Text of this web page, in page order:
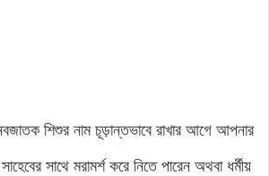
নাম চূড়ান্তভাবে রাখার আগে আপনার
সাথে মরামর্শ করে নিতে পারেন অথবা ধর্মীয়